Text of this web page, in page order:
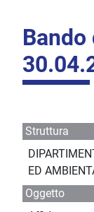
Bando
Struttura
ED
Oggetto